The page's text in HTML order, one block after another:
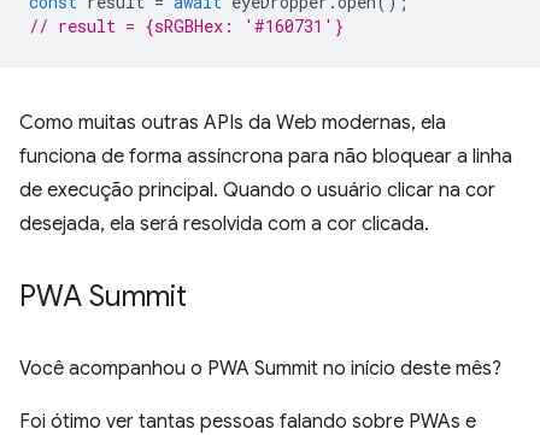
// result = {sRGBHex: '#160731'}
Como muitas outras APIs da Web modernas, ela
funciona de forma assíncrona para não bloquear a linha
de execução principal. Quando o usuário clicar na cor
desejada, ela será resolvida com a cor clicada.
PWA Summit
Você acompanhou o PWA Summit no início deste mês?
Foi ótimo ver tantas pessoas falando sobre PWAs e